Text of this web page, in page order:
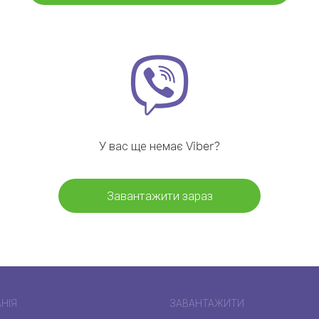
У вас ще немає Viber?
Завантажити зараз
ЗАВАНТАЖИТИ